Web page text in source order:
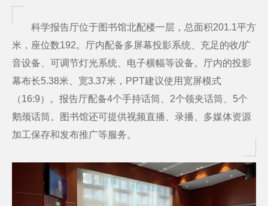
科学报告厅位于图书馆北配楼一层，总面积201.1平方
米，座位数192。厅内配备多屏幕投影系统、充足的收/扩
音设备、可调节灯光系统、电子横幅等设备。厅内的投影
幕布长5.38米、宽3.37米，PPT建议使用宽屏模式
（16:9）。报告厅配备4个手持话筒、2个领夹话筒、5个
鹅颈话筒。图书馆还可提供视频直播、录播、多媒体资源
加工保存和发布推广等服务。